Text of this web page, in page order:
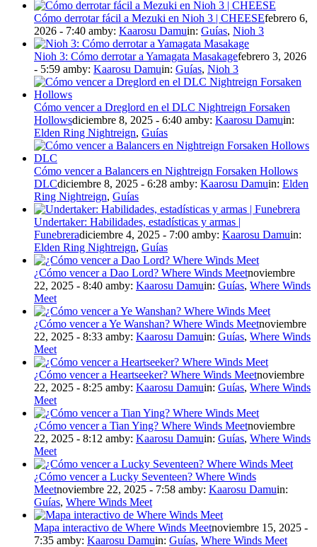
Cómo derrotar fácil a Mezuki en Nioh 3 | CHEESEfebrero 6,
2026 - 7:40 amby: Kaarosu Damuin: Guías, Nioh 3
Nioh 3: Cómo derrotar a Yamagata Masakagefebrero 3, 2026
- 5:59 amby: Kaarosu Damuin: Guías, Nioh 3
Cómo vencer a Dreglord en el DLC Nightreign Forsaken
Hollowsdiciembre 8, 2025 - 6:40 amby: Kaarosu Damuin:
Elden Ring Nightreign, Guías
Cómo vencer a Balancers en Nightreign Forsaken Hollows
DLCdiciembre 8, 2025 - 6:28 amby: Kaarosu Damuin: Elden
Ring Nightreign, Guías
Undertaker: Habilidades, estadísticas y armas |
Funebreradiciembre 4, 2025 - 7:00 amby: Kaarosu Damuin:
Elden Ring Nightreign, Guías
¿Cómo vencer a Dao Lord? Where Winds Meetnoviembre
22, 2025 - 8:40 amby: Kaarosu Damuin: Guías, Where Winds
Meet
¿Cómo vencer a Ye Wanshan? Where Winds Meetnoviembre
22, 2025 - 8:33 amby: Kaarosu Damuin: Guías, Where Winds
Meet
¿Cómo vencer a Heartseeker? Where Winds Meetnoviembre
22, 2025 - 8:25 amby: Kaarosu Damuin: Guías, Where Winds
Meet
¿Cómo vencer a Tian Ying? Where Winds Meetnoviembre
22, 2025 - 8:12 amby: Kaarosu Damuin: Guías, Where Winds
Meet
¿Cómo vencer a Lucky Seventeen? Where Winds
Meetnoviembre 22, 2025 - 7:58 amby: Kaarosu Damuin:
Guías, Where Winds Meet
Mapa interactivo de Where Winds Meetnoviembre 15, 2025 -
7:35 amby: Kaarosu Damuin: Guías, Where Winds Meet